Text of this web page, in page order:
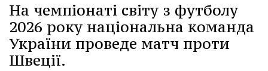
На чемпіонаті світу з футболу
2026 року національна команда
України проведе матч проти
Швеції.